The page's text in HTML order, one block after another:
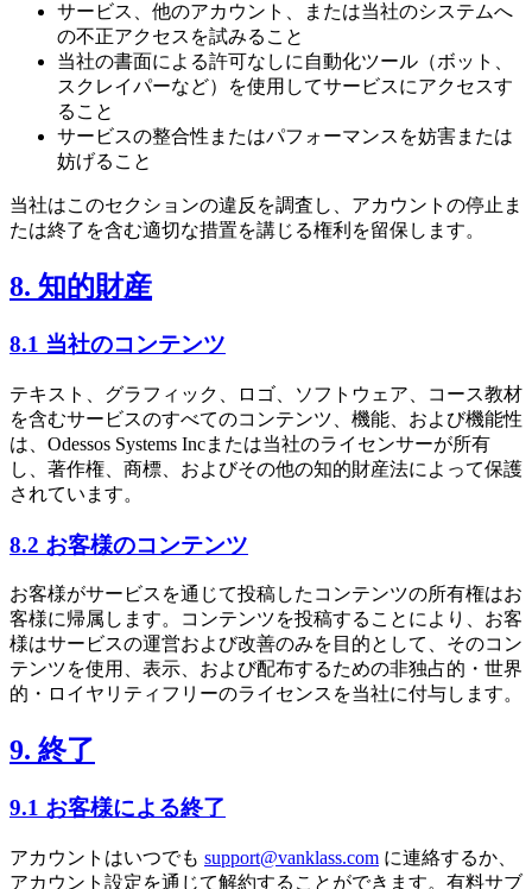
サービス、他のアカウント、または当社のシステムへ
の不正アクセスを試みること
当社の書面による許可なしに自動化ツール（ボット、
スクレイパーなど）を使用してサービスにアクセスす
ること
サービスの整合性またはパフォーマンスを妨害または
妨げること
当社はこのセクションの違反を調査し、アカウントの停止ま
たは終了を含む適切な措置を講じる権利を留保します。
8. 知的財産
8.1 当社のコンテンツ
テキスト、グラフィック、ロゴ、ソフトウェア、コース教材
を含むサービスのすべてのコンテンツ、機能、および機能性
は、Odessos Systems Incまたは当社のライセンサーが所有
し、著作権、商標、およびその他の知的財産法によって保護
されています。
8.2 お客様のコンテンツ
お客様がサービスを通じて投稿したコンテンツの所有権はお
客様に帰属します。コンテンツを投稿することにより、お客
様はサービスの運営および改善のみを目的として、そのコン
テンツを使用、表示、および配布するための非独占的・世界
的・ロイヤリティフリーのライセンスを当社に付与します。
9. 終了
9.1 お客様による終了
アカウントはいつでも support@vanklass.com に連絡するか、
アカウント設定を通じて解約することができます。有料サブ